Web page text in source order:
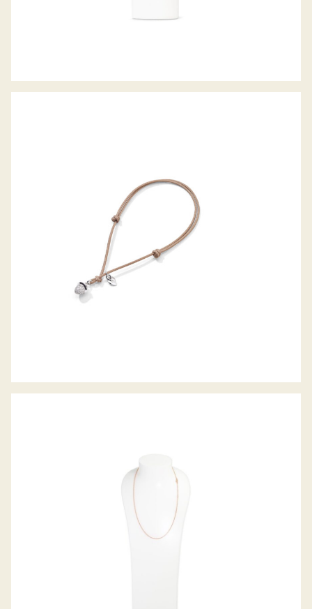
BELCHER COLLIER